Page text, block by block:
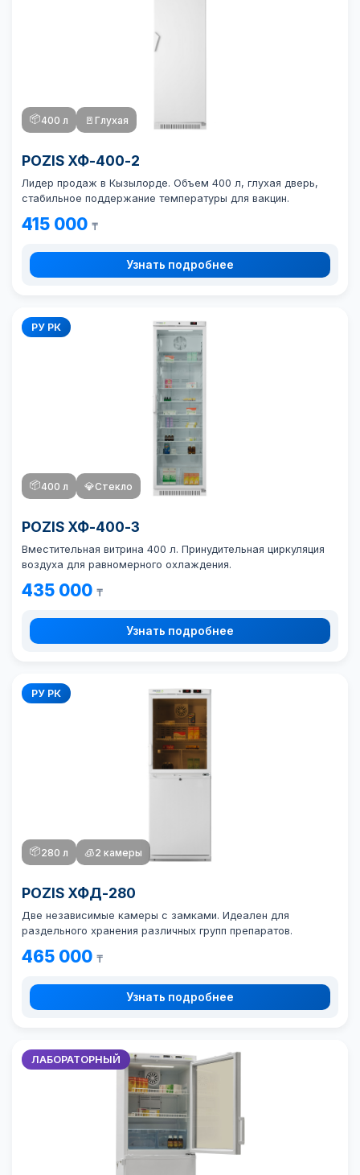
📦400 л 🚪 Глухая
POZIS ХФ-400-2
Лидер продаж в Кызылорде. Объем 400 л, глухая дверь,
стабильное поддержание температуры для вакцин.
415 000 ₸
Узнать подробнее
РУ РК
📦400 л 💎Стекло
POZIS ХФ-400-3
Вместительная витрина 400 л. Принудительная циркуляция
воздуха для равномерного охлаждения.
435 000 ₸
Узнать подробнее
РУ РК
📦280 л 🧊2 камеры
POZIS ХФД-280
Две независимые камеры с замками. Идеален для
раздельного хранения различных групп препаратов.
465 000 ₸
Узнать подробнее
ЛАБОРАТОРНЫЙ